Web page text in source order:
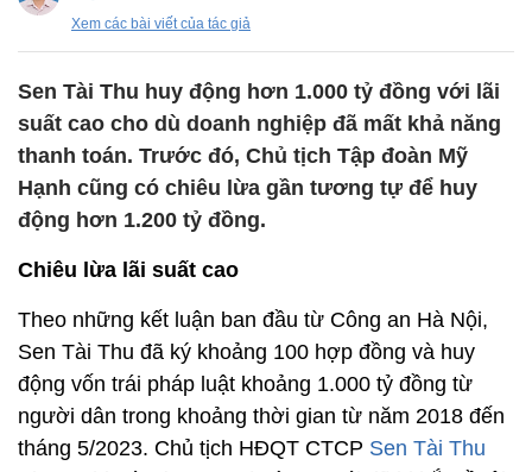
Xem các bài viết của tác giả
Sen Tài Thu huy động hơn 1.000 tỷ đồng với lãi
suất cao cho dù doanh nghiệp đã mất khả năng
thanh toán. Trước đó, Chủ tịch Tập đoàn Mỹ
Hạnh cũng có chiêu lừa gần tương tự để huy
động hơn 1.200 tỷ đồng.
Chiêu lừa lãi suất cao
Theo những kết luận ban đầu từ Công an Hà Nội,
Sen Tài Thu đã ký khoảng 100 hợp đồng và huy
động vốn trái pháp luật khoảng 1.000 tỷ đồng từ
người dân trong khoảng thời gian từ năm 2018 đến
tháng 5/2023. Chủ tịch HĐQT CTCP Sen Tài Thu